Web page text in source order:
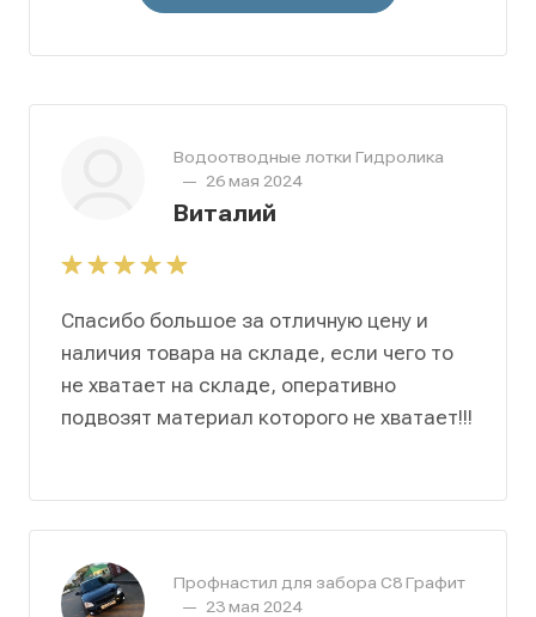
Водоотводные лотки Гидролика
— 26 мая 2024
Виталий
Спасибо большое за отличную цену и
наличия товара на складе, если чего то
не хватает на складе, оперативно
подвозят материал которого не хватает!!!
Профнастил для забора С8 Графит
— 23 мая 2024